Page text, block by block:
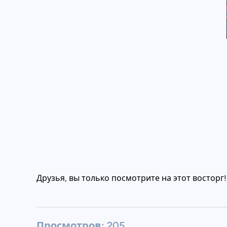
Друзья, вы только посмотрите на этот